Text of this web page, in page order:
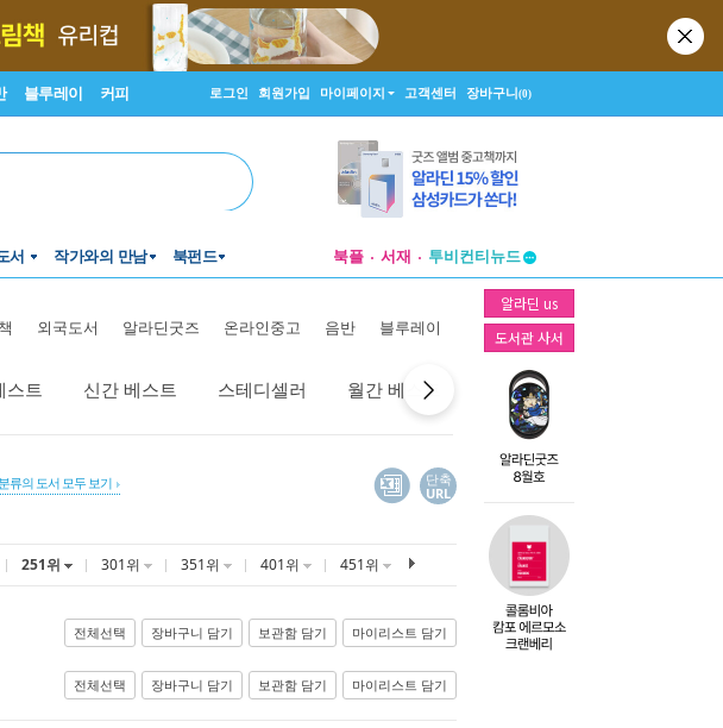
블루레이 커피 로그인 회원가입 마이페이지 고객센터 장바구니(0)
서 작가와의 만남 북펀드 북플 서재
투비컨티뉴드
창작플랫폼
투비컨티뉴드
알라딘 us
도서관 사서
외국도서 알라딘굿즈 온라인중고 음반 블루레이
스트 신간 베스트 스테디셀러 월간 베스트 역대 베스트
류의 도서 모두 보기
단축
URL
251위 301위 351위 401위 451위
전체선택 장바구니 담기 보관함 담기 마이리스트 담기
전체선택 장바구니 담기 보관함 담기 마이리스트 담기